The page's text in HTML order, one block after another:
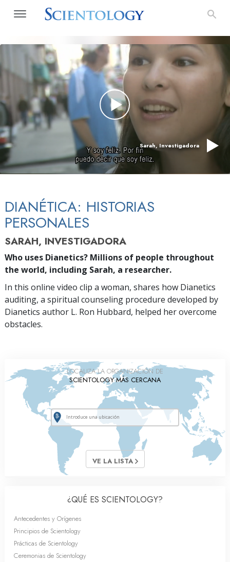
Sarah, Investigadora
DIANÉTICA: HISTORIAS
PERSONALES
SARAH, INVESTIGADORA
Who uses Dianetics? Millions of people throughout
the world, including Sarah, a researcher.
In this online video clip a woman, shares how Dianetics
auditing, a spiritual counseling procedure developed by
Dianetics author L. Ron Hubbard, helped her overcome
obstacles.
LOCALIZA LA ORGANIZACIÓN DE
SCIENTOLOGY MÁS CERCANA
VE LA LISTA
¿QUÉ ES SCIENTOLOGY?
Antecedentes y Orígenes
Principios de Scientology
Prácticas de Scientology
Ceremonias de Scientology